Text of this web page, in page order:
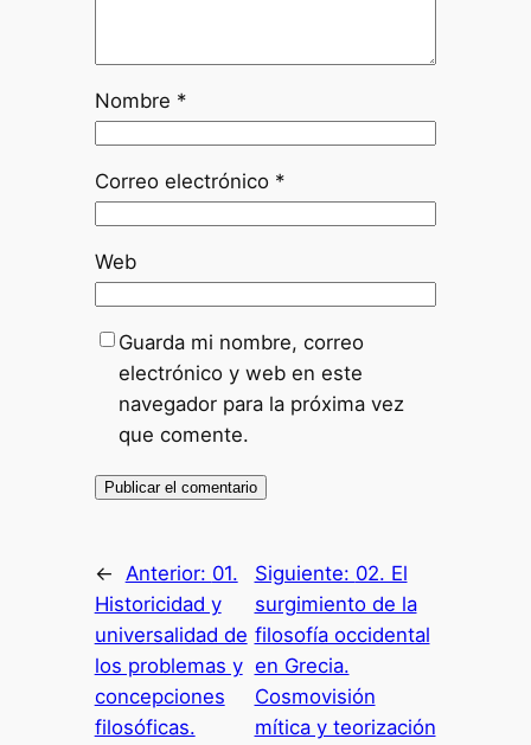
Nombre *
Correo electrónico *
Web
Guarda mi nombre, correo
electrónico y web en este
navegador para la próxima vez
que comente.
← Anterior: 01.
Historicidad y
universalidad de
los problemas y
concepciones
filosóficas.
Siguiente: 02. El
surgimiento de la
filosofía occidental
en Grecia.
Cosmovisión
mítica y teorización